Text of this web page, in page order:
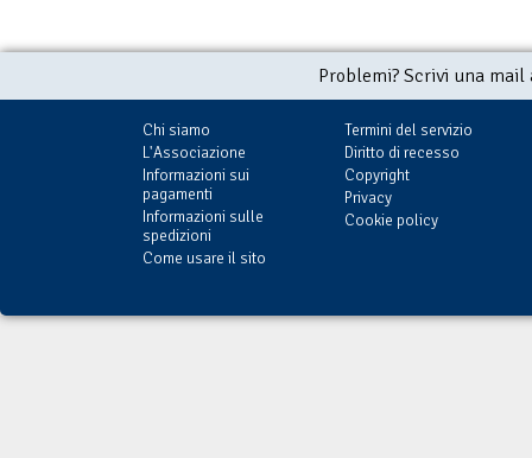
Problemi? Scrivi una
Chi siamo
L'Associazione
Informazioni sui
pagamenti
Informazioni sulle
spedizioni
Come usare il sito
Termini del servizio
Diritto di recesso
Copyright
Privacy
Cookie policy